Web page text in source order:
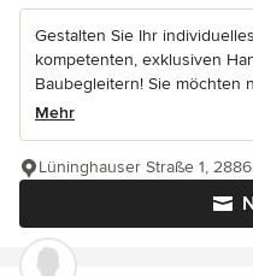
Gestalten Sie Ihr
kompetenten, exklusiven
Baubegleitern! Sie möchten
Mehr
Lüninghauser Straße 1,